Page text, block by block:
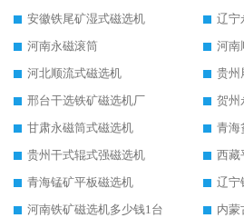
安徽铁尾矿湿式磁选机
辽宁
河南永磁滚筒
河南
河北顺流式磁选机
贵州
邢台干选铁矿磁选机厂
贺州
甘肃永磁筒式磁选机
青海
贵州干式辊式强磁选机
西藏
青海锰矿平板磁选机
辽宁
河南铁矿磁选机多少钱1台
内蒙